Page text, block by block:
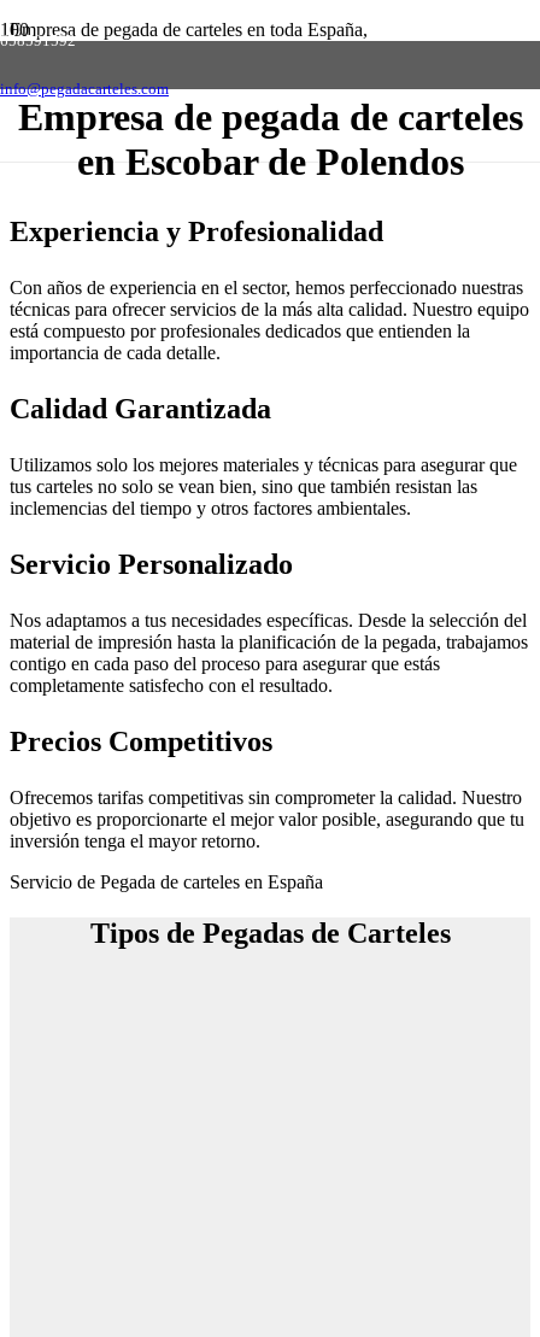
658591592
info@pegadacarteles.com
Empresa de pegada de carteles en toda España,
solicite presupuesto sin compromiso
Empresa de pegada de carteles
en Escobar de Polendos
Experiencia y Profesionalidad
Con años de experiencia en el sector, hemos perfeccionado nuestras
técnicas para ofrecer servicios de la más alta calidad. Nuestro equipo
está compuesto por profesionales dedicados que entienden la
importancia de cada detalle.
Calidad Garantizada
Utilizamos solo los mejores materiales y técnicas para asegurar que
tus carteles no solo se vean bien, sino que también resistan las
inclemencias del tiempo y otros factores ambientales.
Servicio Personalizado
Nos adaptamos a tus necesidades específicas. Desde la selección del
material de impresión hasta la planificación de la pegada, trabajamos
contigo en cada paso del proceso para asegurar que estás
completamente satisfecho con el resultado.
Precios Competitivos
Ofrecemos tarifas competitivas sin comprometer la calidad. Nuestro
objetivo es proporcionarte el mejor valor posible, asegurando que tu
inversión tenga el mayor retorno.
Servicio de Pegada de carteles en España
Tipos de Pegadas de Carteles